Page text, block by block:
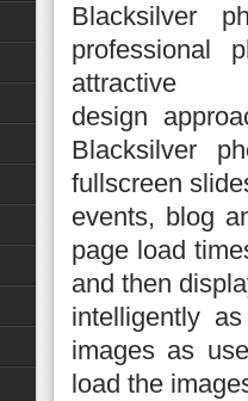
Blacksilver
professional
attractive
design
Blacksilver
fullscreen
events, blog
page load
and then
intelligently
images as
load the